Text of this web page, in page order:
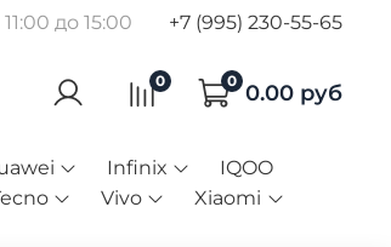
до 15:00 +7 (995) 230-55-65
0 0 0.00 руб
Infinix
IQOO
Vivo
Xiaomi